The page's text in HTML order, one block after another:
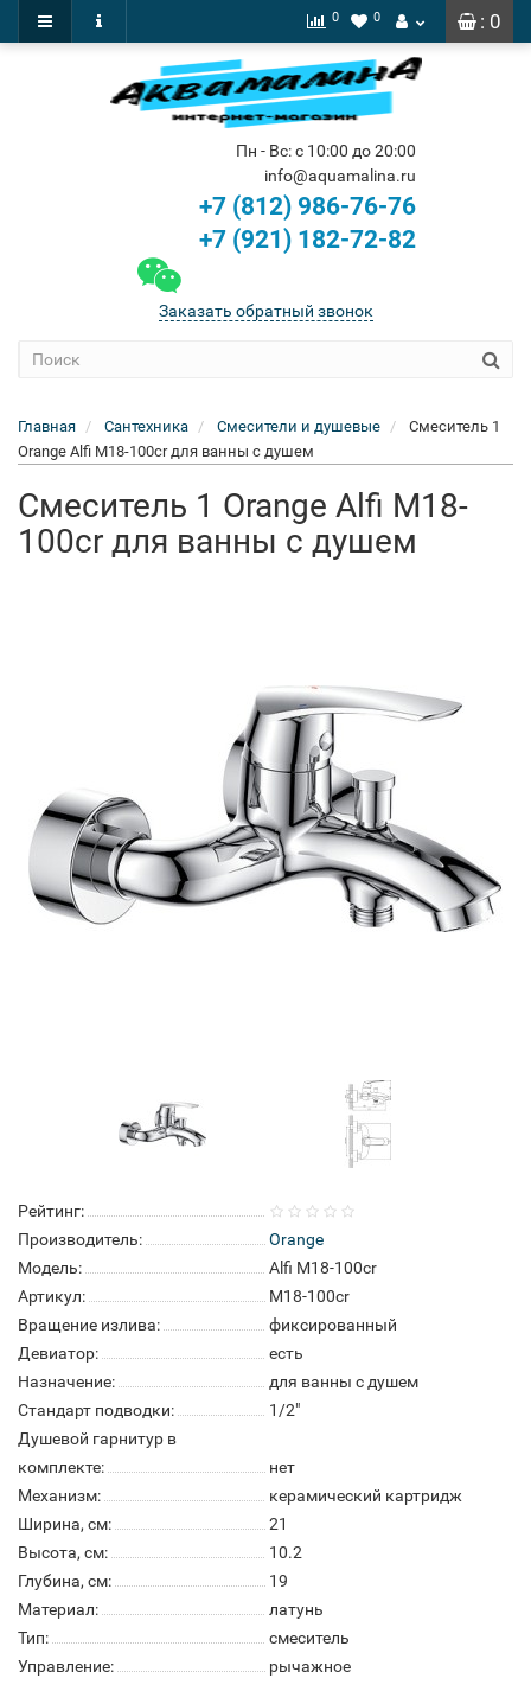
: 0
0 0
Пн - Вс: с 10:00 до 20:00
info@aquamalina.ru
+7 (812) 986-76-76
+7 (921) 182-72-82
Заказать обратный звонок
Главная Сантехника Смесители и душевые
Смеситель 1
Orange Alfi M18-100cr для ванны с душем
Смеситель 1 Orange Alfi M18-
100cr для ванны с душем
Рейтинг:
Производитель:
Orange
Модель:
Alfi M18-100cr
Артикул:
M18-100cr
Вращение излива:
фиксированный
Девиатор:
есть
Назначение:
для ванны с душем
Стандарт подводки:
1/2"
Душевой гарнитур в
комплекте:
нет
Механизм:
керамический картридж
Ширина, см:
21
Высота, см:
10.2
Глубина, см:
19
Материал:
латунь
Тип:
смеситель
Управление:
рычажное